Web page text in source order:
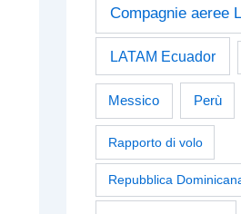
Compagnie aeree
LATAM Ecuador
Messico Perù
Rapporto di volo
Repubblica